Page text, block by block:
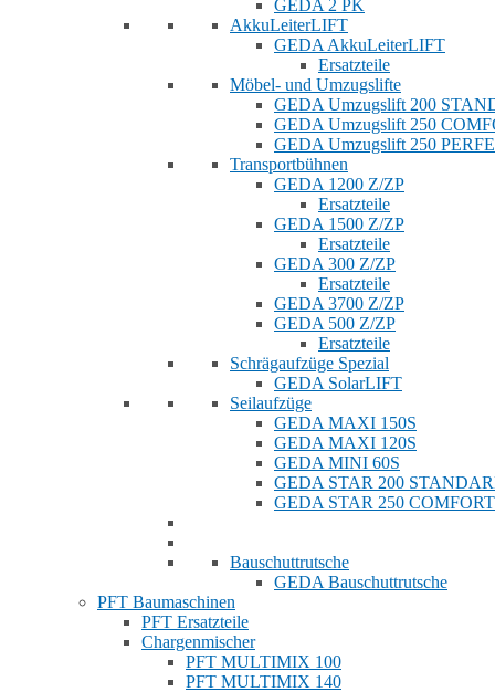
GEDA 2 PK
AkkuLeiterLIFT
GEDA AkkuLeiterLIFT
Ersatzteile
Möbel- und Umzugslifte
GEDA Umzugslift 200
GEDA Umzugslift 250
GEDA Umzugslift 250
Transportbühnen
GEDA 1200 Z/ZP
Ersatzteile
GEDA 1500 Z/ZP
Ersatzteile
GEDA 300 Z/ZP
Ersatzteile
GEDA 3700 Z/ZP
GEDA 500 Z/ZP
Ersatzteile
Schrägaufzüge Spezial
GEDA SolarLIFT
Seilaufzüge
GEDA MAXI 150S
GEDA MAXI 120S
GEDA MINI 60S
GEDA STAR 200
GEDA STAR 250 COMFORT
Bauschuttrutsche
GEDA Bauschuttrutsche
PFT Baumaschinen
PFT Ersatzteile
Chargenmischer
PFT MULTIMIX 100
PFT MULTIMIX 140